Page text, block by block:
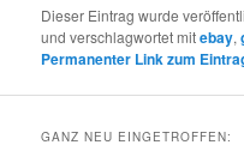
Dieser Eintrag wurde
und verschlagwortet mitebay,
Permanenter Link zum
GANZ NEU EINGETROFFEN: